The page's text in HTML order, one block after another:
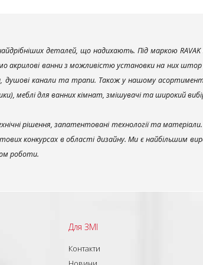
деталей, що надихають. Під маркою
акрилові ванни з можливістю установки на них
душові канали та трапи. Також у нашому
меблі для ванних кімнат, змішувачі та широкий
рішення, запатентовані технології та
конкурсах в області дизайну. Ми є найбільшим
роботи.
Для ЗМІ
Контакти